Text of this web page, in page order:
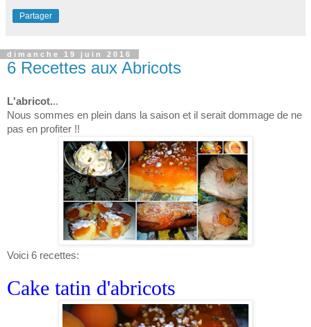
Partager
dimanche 19 juin 2016
6 Recettes aux Abricots
L'abricot...
Nous sommes en plein dans la saison et il serait dommage de ne
pas en profiter !!
Voici 6 recettes:
Cake tatin d'abricots